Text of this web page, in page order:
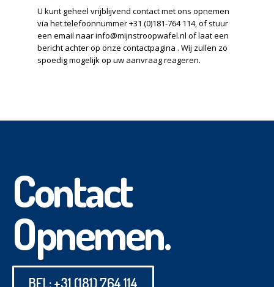
U kunt geheel vrijblijvend contact met ons opnemen
via het telefoonnummer +31 (0)181-764 114, of stuur
een email naar info@mijnstroopwafel.nl of laat een
bericht achter op onze contactpagina . Wij zullen zo
spoedig mogelijk op uw aanvraag reageren.
Contact
Opnemen.
BEL: +31 (181) 764 114